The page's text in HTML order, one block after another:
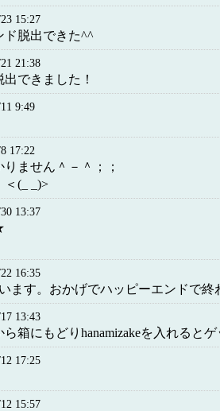
15:27
ド脱出できた^^
21:38
できました！
9:49
17:22
ません＾－＾；；
(_ _)>
13:37
16:35
ます。おかげでハッピーエンドで終
13:43
箱にもどりhanamizakeを入れると
17:25
15:57